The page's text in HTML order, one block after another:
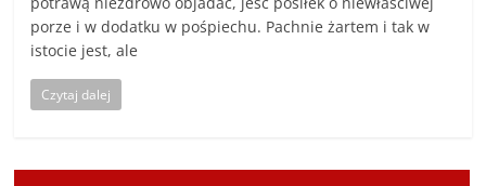
porze i w dodatku w pośpiechu. Pachnie żartem i tak w
istocie jest, ale
Czytaj dalej